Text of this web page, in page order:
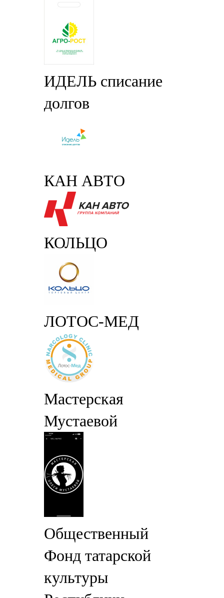
ИДЕЛЬ списание
долгов
КАН АВТО
КОЛЬЦО
ЛОТОС-МЕД
Мастерская
Мустаевой
Общественный
Фонд татарской
культуры